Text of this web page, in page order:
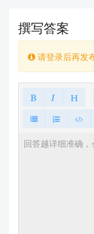
撰写答案
请登录后再发